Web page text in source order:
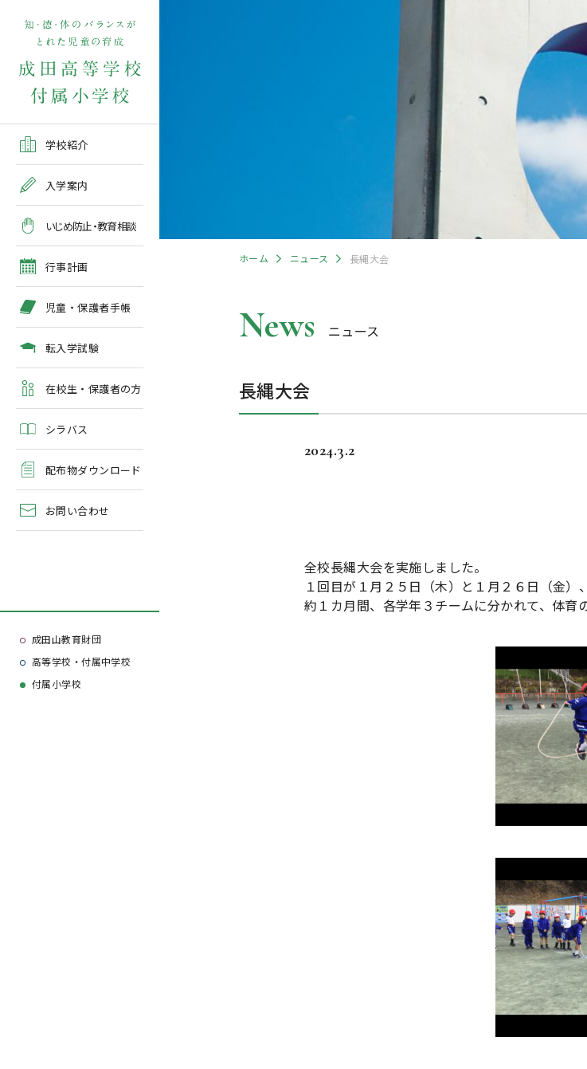
学校紹介
教育課程
年間行事
施設紹介
アクセスマップ
よくある質問
入学案内
募集要項
出願方法
入学検査
入学検査関係行事等の呼
びかけ
学校案内・資料請求
いじめ防止・教育相談
行事計画
５月の行事予定
６月の行事予定
７月・８月の行事予定
児童・保護者手帳
転入学試験
在校生・保護者の方
緊急時・警報発令時の対
処について
臨時休校等の特別措置に
シラバス
配布物ダウンロード
お問い合わせ
成田山教育財団
高等学校・付属中学校
付属小学校
ホーム ニュース 長縄大会
News ニュース
長縄大会
2024.3.2
全校長縄大会を実施しました。
１回目が１月２５日（木）と１月２６日（金）
約１カ月間、各学年３チームに分かれて、体育